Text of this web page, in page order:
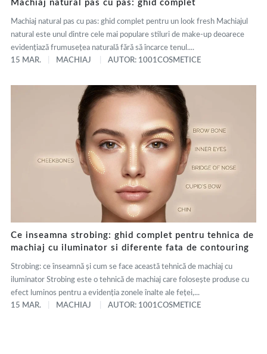
Machiaj natural pas cu pas: ghid complet
Machiaj natural pas cu pas: ghid complet pentru un look fresh Machiajul
natural este unul dintre cele mai populare stiluri de make-up deoarece
evidențiază frumusețea naturală fără să încarce tenul....
15 MAR.
MACHIAJ AUTOR: 1001COSMETICE
Ce inseamna strobing: ghid complet pentru tehnica de
machiaj cu iluminator si diferente fata de contouring
Strobing: ce înseamnă și cum se face această tehnică de machiaj cu
iluminator Strobing este o tehnică de machiaj care folosește produse cu
efect luminos pentru a evidenția zonele înalte ale feței,...
15 MAR.
MACHIAJ AUTOR: 1001COSMETICE